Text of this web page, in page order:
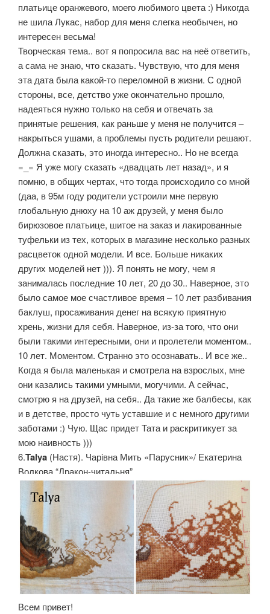
платьице оранжевого, моего любимого цвета :) Никогда
не шила Лукас, набор для меня слегка необычен, но
интересен весьма!
Творческая тема.. вот я попросила вас на неё ответить,
а сама не знаю, что сказать. Чувствую, что для меня
эта дата была какой-то переломной в жизни. С одной
стороны, все, детство уже окончательно прошло,
надеяться нужно только на себя и отвечать за
принятые решения, как раньше у меня не получится –
накрыться ушами, а проблемы пусть родители решают.
Должна сказать, это иногда интересно.. Но не всегда
=_= Я уже могу сказать «двадцать лет назад», и я
помню, в общих чертах, что тогда происходило со мной
(даа, в 95м году родители устроили мне первую
глобальную днюху на 10 аж друзей, у меня было
бирюзовое платьице, шитое на заказ и лакированные
туфельки из тех, которых в магазине несколько разных
расцветок одной модели. И все. Больше никаких
других моделей нет ))). Я понять не могу, чем я
занималась последние 10 лет, 20 до 30.. Наверное, это
было самое мое счастливое время – 10 лет разбивания
баклуш, просаживания денег на всякую приятную
хрень, жизни для себя. Наверное, из-за того, что они
были такими интересными, они и пролетели моментом..
10 лет. Моментом. Странно это осознавать.. И все же..
Когда я была маленькая и смотрела на взрослых, мне
они казались такими умными, могучими. А сейчас,
смотрю я на друзей, на себя.. Да такие же балбесы, как
и в детстве, просто чуть уставшие и с немного другими
заботами :) Чую. Щас придет Тата и раскритикует за
мою наивность )))
6.Talya (Настя). Чарiвна Мить «Парусник»/ Екатерина
Волкова “Дракон-читальня”
Всем привет!